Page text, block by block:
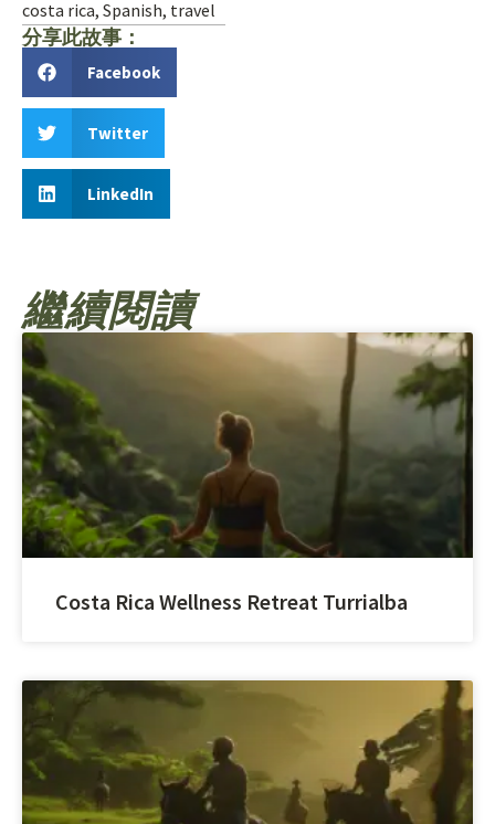
costa rica, Spanish, travel
分享此故事：
Facebook
Twitter
LinkedIn
繼續閱讀
Costa Rica Wellness Retreat Turrialba